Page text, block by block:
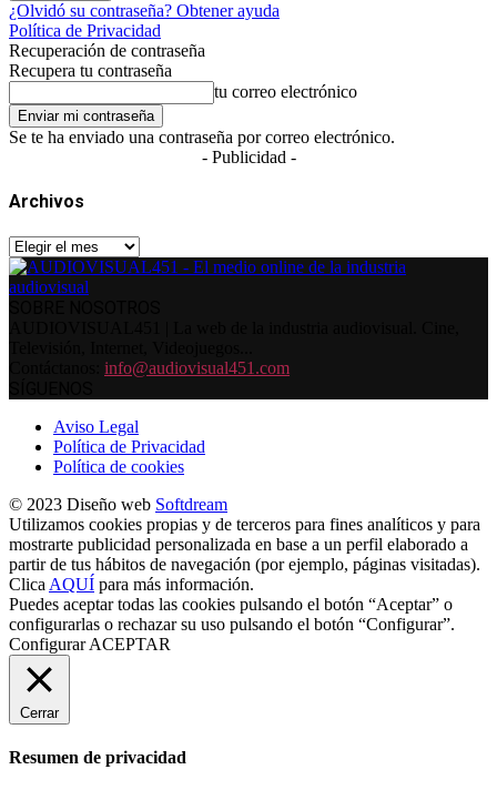
¿Olvidó su contraseña? Obtener ayuda
Política de Privacidad
Recuperación de contraseña
Recupera tu contraseña
tu correo electrónico
Se te ha enviado una contraseña por correo electrónico.
- Publicidad -
Archivos
Archivos
info@audiovisual451.com
Aviso Legal
Política de Privacidad
Política de cookies
© 2023 Diseño web Softdream
Utilizamos cookies propias y de terceros para fines analíticos y para
mostrarte publicidad personalizada en base a un perfil elaborado a
partir de tus hábitos de navegación (por ejemplo, páginas visitadas).
Clica AQUÍ para más información.
Puedes aceptar todas las cookies pulsando el botón “Aceptar” o
configurarlas o rechazar su uso pulsando el botón “Configurar”.
Configurar ACEPTAR
Cerrar
Resumen de privacidad